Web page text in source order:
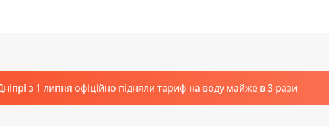
з 1 липня офіційно підняли тариф на воду майже в 3 рази